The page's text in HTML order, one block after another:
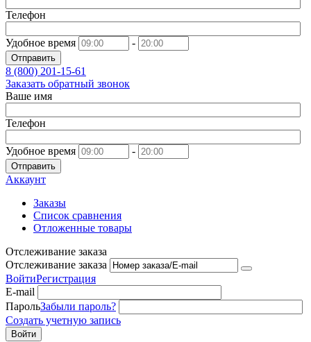
Телефон
Удобное время -
Отправить
8 (800) 201-15-61
Заказать обратный звонок
Ваше имя
Телефон
Удобное время -
Отправить
Аккаунт
Заказы
Список сравнения
Отложенные товары
Отслеживание заказа
Отслеживание заказа
ВойтиРегистрация
E-mail
ПарольЗабыли пароль?
Создать учетную запись
Войти